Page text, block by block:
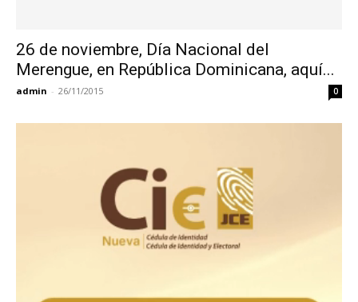
26 de noviembre, Día Nacional del
Merengue, en República Dominicana, aquí...
admin - 26/11/2015 0